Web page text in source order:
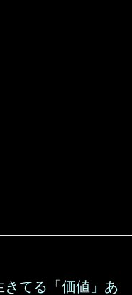
きてる「価値」あ